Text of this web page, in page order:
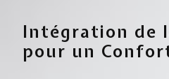
Intégration de
pour un